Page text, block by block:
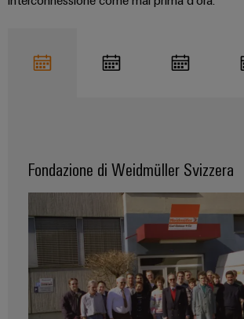
Fondazione di Weidmüller Svizzera